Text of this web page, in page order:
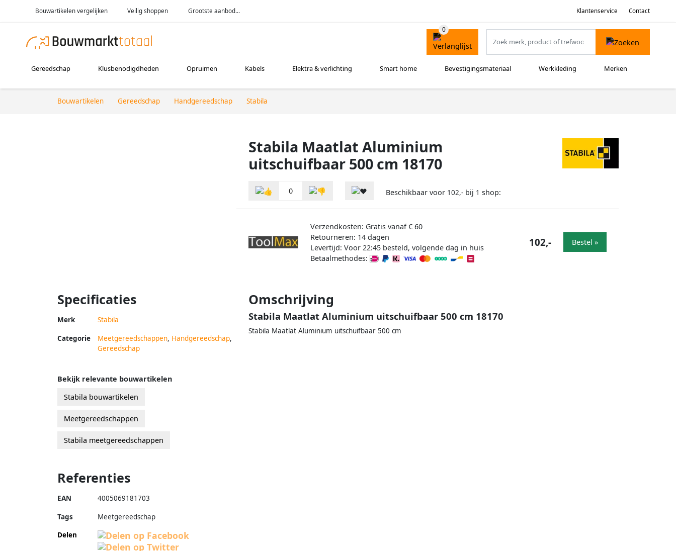
Bouwartikelen vergelijken Veilig shoppen Grootste aanbod... Klantenservice Contact
Gereedschap Klusbenodigdheden Opruimen Kabels Elektra & verlichting Smart home Bevestigingsmateriaal Werkkleding Merken
Bouwartikelen Gereedschap Handgereedschap Stabila
Stabila Maatlat Aluminium
uitschuifbaar 500 cm 18170
0 Beschikbaar voor 102,- bij 1 shop:
Verzendkosten: Gratis vanaf € 60
Retourneren: 14 dagen
Levertijd: Voor 22:45 besteld, volgende dag in huis
Betaalmethodes:
102,- Bestel »
Specificaties
Merk Stabila
Categorie Meetgereedschappen, Handgereedschap,
Gereedschap
Omschrijving
Stabila Maatlat Aluminium uitschuifbaar 500 cm 18170
Stabila Maatlat Aluminium uitschuifbaar 500 cm
Bekijk relevante bouwartikelen
Stabila bouwartikelen
Meetgereedschappen
Stabila meetgereedschappen
Referenties
EAN 4005069181703
Tags
Meetgereedschap
Delen